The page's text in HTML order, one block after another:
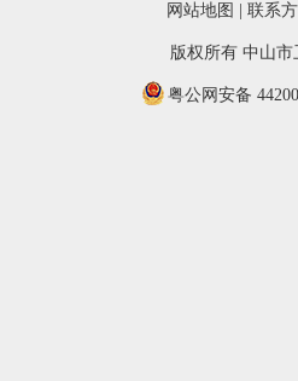
网站地图 联系
版权所有 中山
粤公网安备